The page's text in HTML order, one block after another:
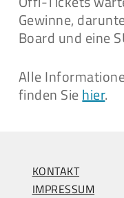
Gewinne,
Board und eine
Alle
finden Siehier.
KONTAKT
IMPRESSUM